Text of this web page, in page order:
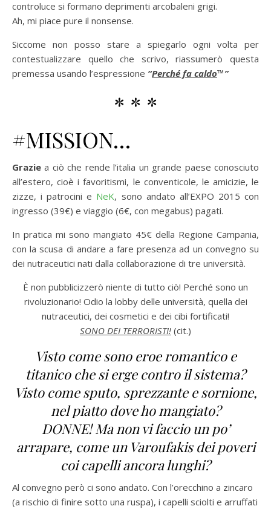
controluce si formano deprimenti arcobaleni grigi.
Ah, mi piace pure il nonsense.
Siccome non posso stare a spiegarlo ogni volta per
contestualizzare quello che scrivo, riassumerò questa
premessa usando l’espressione “Perché fa caldo™”
* * *
#MISSION…
Grazie a ciò che rende l’italia un grande paese conosciuto
all’estero, cioè i favoritismi, le conventicole, le amicizie, le
zizze, i patrocini e NeK, sono andato all’EXPO 2015 con
ingresso (39€) e viaggio (6€, con megabus) pagati.
In pratica mi sono mangiato 45€ della Regione Campania,
con la scusa di andare a fare presenza ad un convegno su
dei nutraceutici nati dalla collaborazione di tre università.
È non pubblicizzerò niente di tutto ciò! Perché sono un
rivoluzionario! Odio la lobby delle università, quella dei
nutraceutici, dei cosmetici e dei cibi fortificati!
SONO DEI TERRORISTI! (cit.)
Visto come sono eroe romantico e
titanico che si erge contro il sistema?
Visto come sputo, sprezzante e sornione,
nel piatto dove ho mangiato?
DONNE! Ma non vi faccio un po’
arrapare, come un Varoufakis dei poveri
coi capelli ancora lunghi?
Al convegno però ci sono andato. Con l’orecchino a zincaro
(a rischio di finire sotto una ruspa), i capelli sciolti e arruffati